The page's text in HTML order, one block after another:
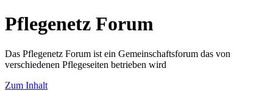
Pflegenetz Forum
Das Pflegenetz Forum ist ein Gemeinschaftsforum das von
verschiedenen Pflegeseiten betrieben wird
Zum Inhalt